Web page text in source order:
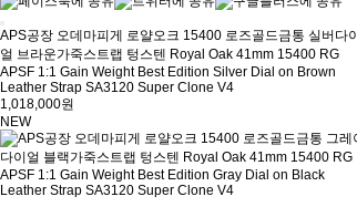
APS공장 오데마피게 로얄오크 15400 로즈골드금통 실버다이
얼 브라운가죽스트랩 텅스텐 Royal Oak 41mm 15400 RG
APSF 1:1 Gain Weight Best Edition Silver Dial on Brown
Leather Strap SA3120 Super Clone V4
1,018,000원
NEW